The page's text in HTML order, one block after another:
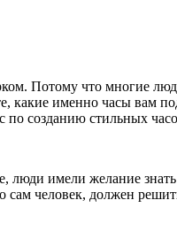
Потому что многие
какие именно часы вам
по созданию стильных
люди имели желание
сам человек, должен